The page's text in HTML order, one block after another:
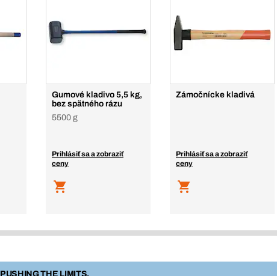
Gumové kladivo 5,5 kg,
bez spätného rázu
5500 g
Prihlásiť sa a zobraziť
ceny
Zámočnícke kladivá
Prihlásiť sa a zobraziť
ceny
PUSHING THE LIMITS.